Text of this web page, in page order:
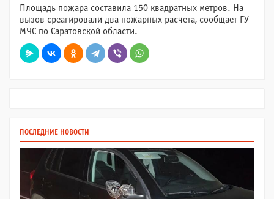
Площадь пожара составила 150 квадратных метров. На
вызов среагировали два пожарных расчета, сообщает ГУ
МЧС по Саратовской области.
ПОСЛЕДНИЕ НОВОСТИ